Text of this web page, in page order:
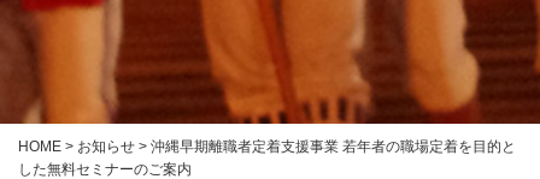
HOME > お知らせ > 沖縄早期離職者定着支援事業 若年者の職場定着を目的と
した無料セミナーのご案内